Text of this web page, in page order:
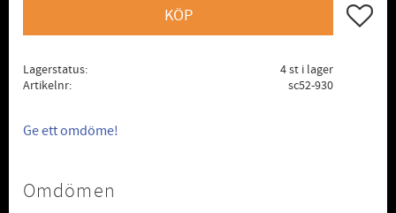
KÖP Lägg
Lagerstatus
4 st i lager
Artikelnr
sc52-930
Ge ett omdöme!
Omdömen